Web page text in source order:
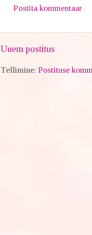
Postita kommentaar
Uuem postitus
Tellimine:Postituse